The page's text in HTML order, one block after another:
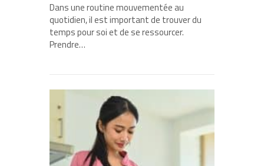
Dans une routine mouvementée au
quotidien, il est important de trouver du
temps pour soi et de se ressourcer.
Prendre…